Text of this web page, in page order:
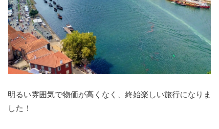
明るい雰囲気で物価が高くなく、終始楽しい旅行になりま
した！